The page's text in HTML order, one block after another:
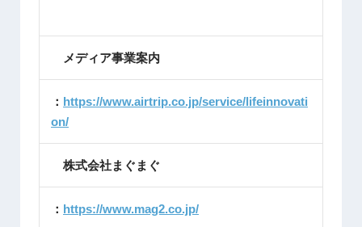
メディア事業案内
： https://www.airtrip.co.jp/service/lifeinnovati
on/
株式会社まぐまぐ
： https://www.mag2.co.jp/